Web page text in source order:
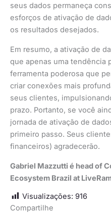
seus dados permaneça
esforços de ativação de
os resultados desejados.
Em resumo, a ativação de
que apenas uma tendência
ferramenta poderosa que
criar conexões mais
seus clientes,
prazo. Portanto, se você
jornada de ativação de
primeiro passo. Seus
financeiros) agradecerão.
Gabriel Mazzutti é head of
Ecosystem Brazil at
Visualizações: 916
Compartilhe